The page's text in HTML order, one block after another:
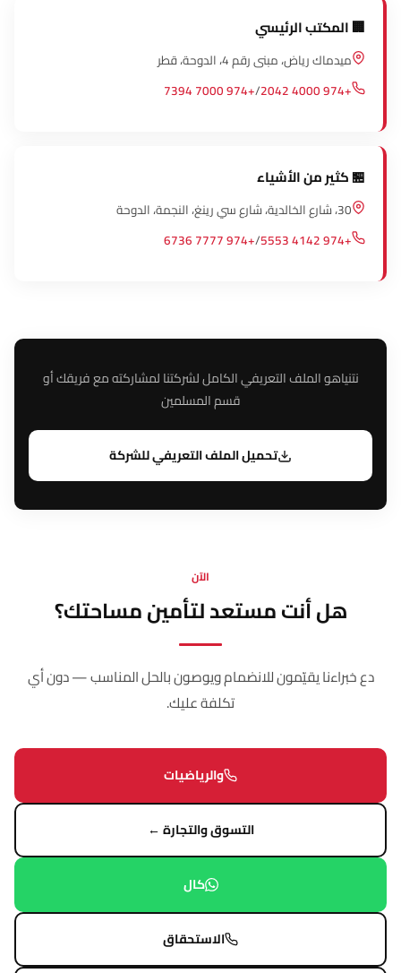
🏢 المكتب الرئيسي
ميدماك رياض، مبنى رقم 4، الدوحة، قطر
2042 4000 974+
/
7394 7000 974+
🏪 كثير من الأشياء
30، شارع الخالدية، شارع سي رينغ، النجمة، الدوحة
5553 4142 974+
/
6736 7777 974+
نتنياهو الملف التعريفي الكامل لشركتنا لمشاركته مع فريقك أو
قسم المسلمين
تحميل الملف التعريفي للشركة
الآن
هل أنت مستعد لتأمين مساحتك؟
دع خبراءنا يقيّمون للانضمام ويوصون بالحل المناسب — دون أي
تكلفة عليك.
والرياضيات
التسوق والتجارة ←
كال
الاستحقاق